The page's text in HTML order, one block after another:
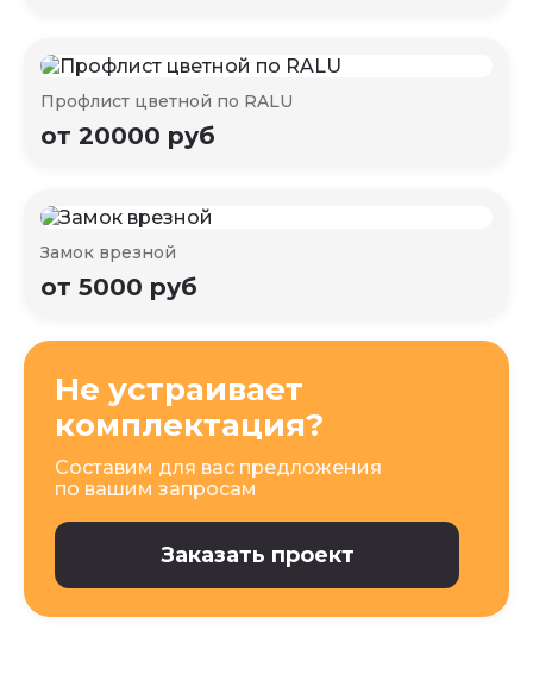
Профлист цветной по RALU
от 20000 руб
Замок врезной
от 5000 руб
Не устраивает
комплектация?
Составим для вас предложения
по вашим запросам
Заказать проект